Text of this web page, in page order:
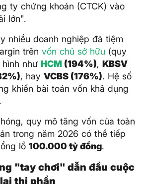
ty chứng khoán (CTCK) vào
lớn".
nhiều doanh nghiệp đã tiệm
trên vốn chủ sở hữu (quy
như HCM (194%), KBSV
, hay VCBS (176%). Hệ số
khiến bài toán vốn khả dụng
quy mô tăng vốn của toàn
trong năm 2026 có thể tiếp
lồ 100.000 tỷ đồng.
"tay chơi" dẫn đầu cuộc
thị phần